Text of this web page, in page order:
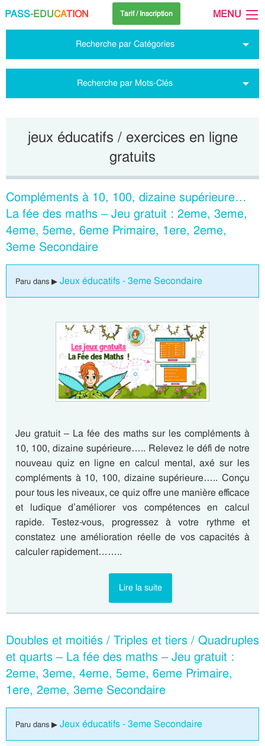
PASS-EDUCATION Tarif / Inscription MENU
Recherche par Catégories
Recherche par Mots-Clés
jeux éducatifs / exercices en ligne
gratuits
Compléments à 10, 100, dizaine supérieure…
La fée des maths – Jeu gratuit : 2eme, 3eme,
4eme, 5eme, 6eme Primaire, 1ere, 2eme,
3eme Secondaire
Paru dans ▶ Jeux éducatifs - 3eme Secondaire
Jeu gratuit – La fée des maths sur les compléments à
10, 100, dizaine supérieure….. Relevez le défi de notre
nouveau quiz en ligne en calcul mental, axé sur les
compléments à 10, 100, dizaine supérieure….. Conçu
pour tous les niveaux, ce quiz offre une manière efficace
et ludique d’améliorer vos compétences en calcul
rapide. Testez-vous, progressez à votre rythme et
constatez une amélioration réelle de vos capacités à
calculer rapidement……..
Lire la suite
Doubles et moitiés / Triples et tiers / Quadruples
et quarts – La fée des maths – Jeu gratuit :
2eme, 3eme, 4eme, 5eme, 6eme Primaire,
1ere, 2eme, 3eme Secondaire
Paru dans ▶ Jeux éducatifs - 3eme Secondaire